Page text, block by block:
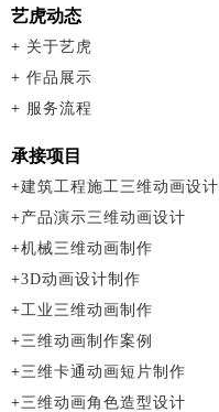
艺虎动态
+ 关于艺虎
+ 作品展示
+ 服务流程
承接项目
+建筑工程施工三维动画设计
+产品演示三维动画设计
+机械三维动画制作
+3D动画设计制作
+工业三维动画制作
+三维动画制作案例
+三维卡通动画短片制作
+三维动画角色造型设计